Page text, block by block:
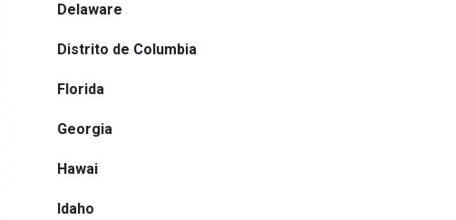
Delaware
Distrito de Columbia
Florida
Georgia
Hawai
Idaho